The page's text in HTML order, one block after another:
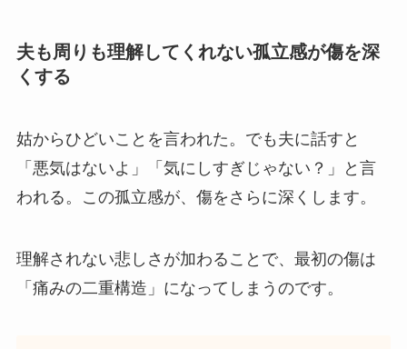
夫も周りも理解してくれない孤立感が傷を深
くする
姑からひどいことを言われた。でも夫に話すと
「悪気はないよ」「気にしすぎじゃない？」と言
われる。この孤立感が、傷をさらに深くします。
理解されない悲しさが加わることで、最初の傷は
「痛みの二重構造」になってしまうのです。